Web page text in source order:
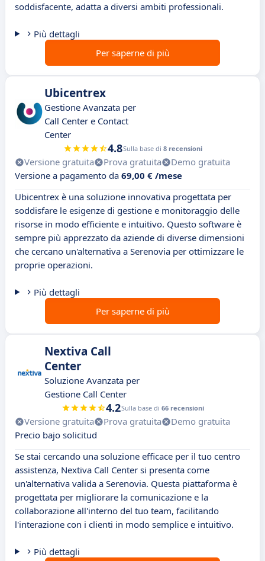
soddisfacente, adatta a diversi ambiti professionali.
Più dettagli
Per saperne di più
Ubicentrex
Gestione Avanzata per
Call Center e Contact
Center
4.8Sulla base di 8 recensioni
Versione gratuita Prova gratuita
Demo gratuita
Versione a pagamento da 69,00 € /mese
Ubicentrex è una soluzione innovativa progettata per
soddisfare le esigenze di gestione e monitoraggio delle
risorse in modo efficiente e intuitivo. Questo software è
sempre più apprezzato da aziende di diverse dimensioni
che cercano un'alternativa a Serenovia per ottimizzare le
proprie operazioni.
Più dettagli
Per saperne di più
Nextiva Call
Center
Soluzione Avanzata per
Gestione Call Center
4.2Sulla base di 66 recensioni
Versione gratuita Prova gratuita
Demo gratuita
Precio bajo solicitud
Se stai cercando una soluzione efficace per il tuo centro
assistenza, Nextiva Call Center si presenta come
un'alternativa valida a Serenovia. Questa piattaforma è
progettata per migliorare la comunicazione e la
collaborazione all'interno del tuo team, facilitando
l'interazione con i clienti in modo semplice e intuitivo.
Più dettagli